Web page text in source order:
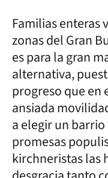
Familias enteras
zonas del Gran
es para la gran
alternativa,
progreso que en
ansiada
a elegir un
promesas
kirchneristas las